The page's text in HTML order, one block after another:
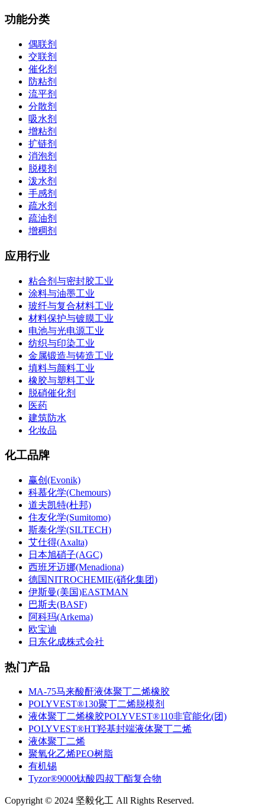
功能分类
偶联剂
交联剂
催化剂
防粘剂
流平剂
分散剂
吸水剂
增粘剂
扩链剂
消泡剂
脱模剂
泼水剂
手感剂
疏水剂
疏油剂
增稠剂
应用行业
粘合剂与密封胶工业
涂料与油墨工业
玻纤与复合材料工业
材料保护与镀膜工业
电池与光电源工业
纺织与印染工业
金属锻造与铸造工业
填料与颜料工业
橡胶与塑料工业
脱硝催化剂
医药
建筑防水
化妆品
化工品牌
赢创(Evonik)
科慕化学(Chemours)
道夫凯特(杜邦)
住友化学(Sumitomo)
斯泰化学(SILTECH)
艾仕得(Axalta)
日本旭硝子(AGC)
西班牙迈娜(Menadiona)
德国NITROCHEMIE(硝化集团)
伊斯曼(美国)EASTMAN
巴斯夫(BASF)
阿科玛(Arkema)
欧宝迪
日东化成株式会社
热门产品
MA-75马来酸酐液体聚丁二烯橡胶
POLYVEST®130聚丁二烯脱模剂
液体聚丁二烯橡胶POLYVEST®110非官能化(团)
POLYVEST®HT羟基封端液体聚丁二烯
液体聚丁二烯
聚氧化乙烯PEO树脂
有机锡
Tyzor®9000钛酸四叔丁酯复合物
Copyright © 2024 坚毅化工 All Rights Reserved.